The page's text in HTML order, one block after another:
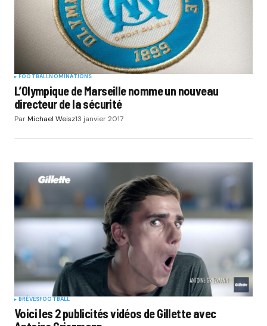
FOOTBALLNOMINATIONS
L’Olympique de Marseille nomme un nouveau
directeur de la sécurité
ParMichael Weisz13 janvier 2017
BRÈVESFOOTBALL
Voici les 2 publicités vidéos de Gillette avec